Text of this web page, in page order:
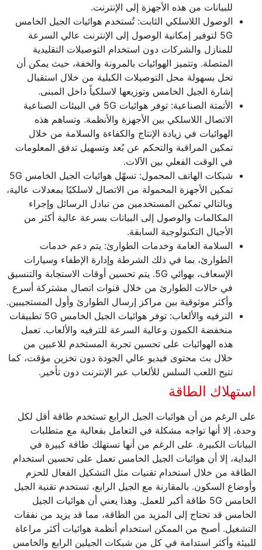
للبيانات من هذه الأجهزة إلى الإنترنت.
الوصول اللاسلكي الثابت: تُستخدم هوائيات الجيل الخامس
5G لتوفير إمكانية الوصول إلى الإنترنت عالي السرعة
للمنازل والشركات دون استخدام التوصيلات التقليدية
المتصلة. وتتميز الهوائيات بالمرونة والخفة، حيث يمكن أن
تحل بسهولة محل التوصيلات الكبلية من خلال استقبال
إشارة الجيل الخامس وتوزيعها لاسلكياً داخل المبنى.
الأتمتة الصناعية: توفر هوائيات 5G في البيئات الصناعية
الاتصال اللاسلكي بين الأجهزة والأنظمة. وتساهم هذه
الهوائيات في زيادة الإنتاج والكفاءة والسلامة من خلال
تمكين المراقبة والتحكم عن بُعد وتسهيل تدفق المعلومات
في الوقت الفعلي بين الآلات.
شبكات الهاتف المحمول: تسهّل هوائيات الجيل الخامس 5G
تمكين الأجهزة المحمولة من الاتصال لاسلكيًا بمعدلات عالية،
وبالتالي تمكين المستخدمين من تبادل الرسائل وإجراء
المكالمات والوصول إلى البيانات بسرعة عالية أكثر من
الأجيال التكنولوجية السابقة.
السلامة العامة وخدمات الطوارئ: يتم دعم خدمات
الطوارئ، بما في ذلك الشرطة وإدارة الإطفاء وسيارات
الإسعاف، بهوائي 5G. يتم تحسين أوقات الاستجابة والتنسيق
في حالات الطوارئ من خلال قنوات اتصال مشتركة أسرع
وأكثر موثوقية بين مراكز إرسال الطوارئ وأول المستجيبين.
الترفيه والألعاب: توفر هوائيات الجيل الخامس 5G تطبيقات
منخفضة الكمون وعالية السرعة للترفيه والألعاب. تعمل
هذه الهوائيات على تحسين تجربة المستخدم للاعبين من
خلال بث محتوى فيديو عالي الجودة دون تخزين مؤقت، كما
تتيح اللعب السلس للألعاب عبر الإنترنت دون تأخير.
استهلاك الطاقة
على الرغم من أن هوائيات الجيل الرابع تستخدم طاقة أقل لكل
وحدة، إلا أنها تواجه مشكلة في التعامل بفعالية مع متطلبات
البيانات الكبيرة. على الرغم من أنها تستهلك طاقة كبيرة في
البداية، إلا أن هوائيات الجيل الخامس تعمل على تحسين استخدام
الطاقة من خلال استخدام تقنيات مثل التشكيل الفعال للحزم
وأوضاع السكون. بالمقارنة مع الجيل الرابع، تستخدم تقنية الجيل
الخامس 5G طاقة أكبر للعمل. وهذا يعني أن هوائيات الجيل
الخامس قد تحتاج إلى المزيد من الطاقة، مما قد يزيد من نفقات
التشغيل. أصبح من الممكن استخدام أنظمة هوائيات أكثر مراعاة
للبيئة وأكثر استدامة في كل من شبكات الجيلين الرابع والخامس